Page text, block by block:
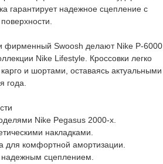
гарантирует надежное сцепление с
фирменный Swoosh делают Nike P-6000
Nike Lifestyle. Кроссовки легко
и шортами, оставаясь актуальными
года.
Nike Pegasus 2000-х.
накладками.
для комфортной амортизации.
сцеплением.